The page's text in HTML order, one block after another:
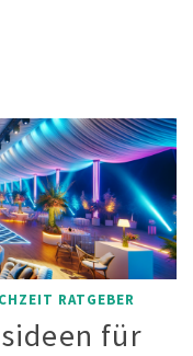
RATGEBER
für